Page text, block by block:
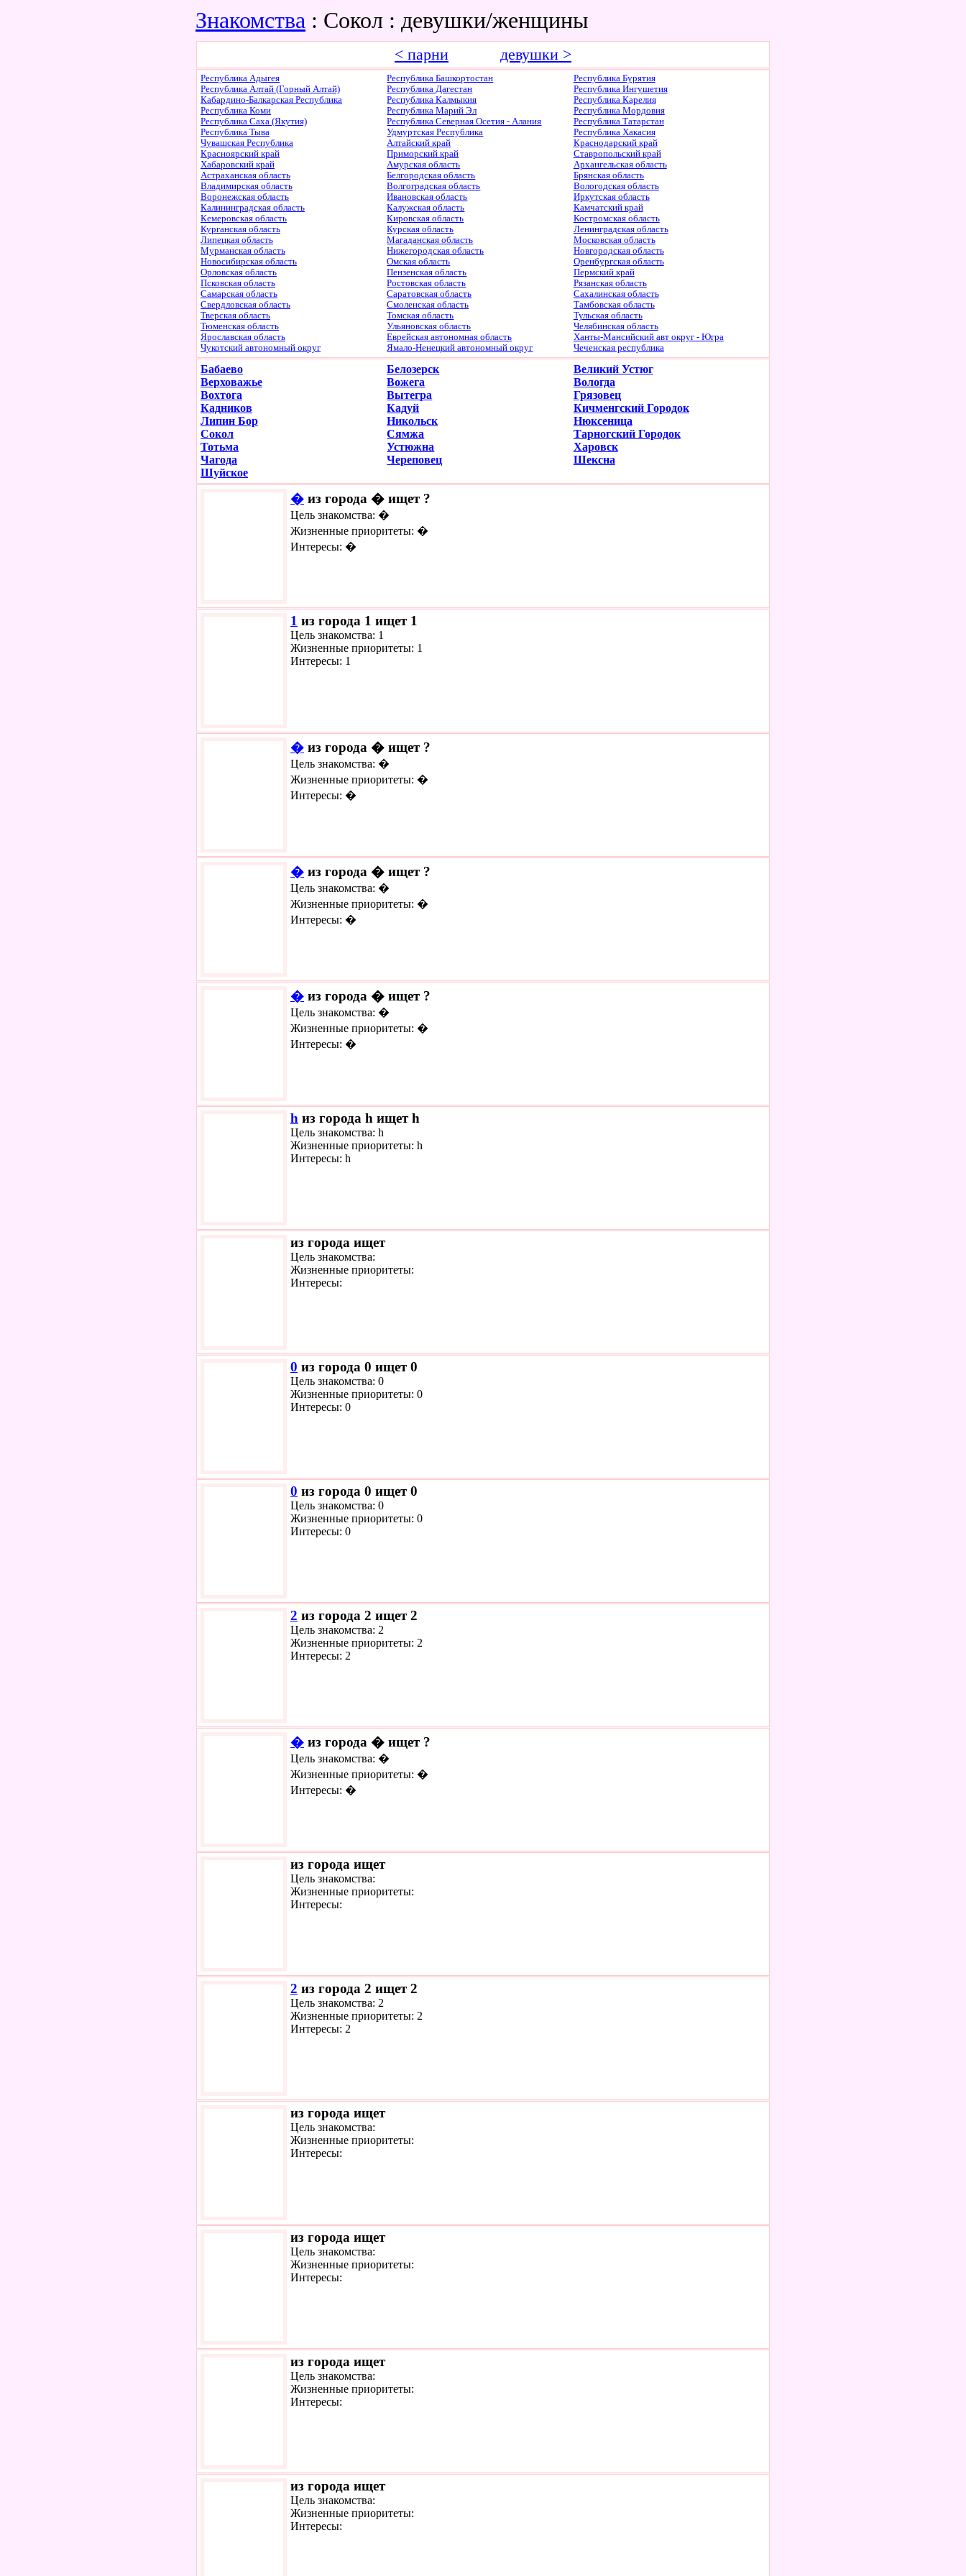
Знакомства : Сокол : девушки/женщины
< парни девушки >
Республика Адыгея Республика Башкортостан
Республика Бурятия
Республика Алтай (Горный Алтай)
Республика Дагестан
Республика Ингушетия
Кабардино-Балкарская Республика
Республика Калмыкия
Республика Карелия
Республика Коми
Республика Марий Эл
Республика Мордовия
Республика Саха (Якутия)
Республика Северная Осетия - Алания
Республика Татарстан
Республика Тыва
Удмуртская Республика
Республика Хакасия
Чувашская Республика
Алтайский край
Краснодарский край
Красноярский край
Приморский край
Ставропольский край
Хабаровский край
Амурская область
Архангельская область
Астраханская область
Белгородская область
Брянская область
Владимирская область
Волгоградская область
Вологодская область
Воронежская область
Ивановская область
Иркутская область
Калининградская область
Калужская область
Камчатский край
Кемеровская область
Кировская область
Костромская область
Курганская область
Курская область
Ленинградская область
Липецкая область
Магаданская область
Московская область
Мурманская область
Нижегородская область
Новгородская область
Новосибирская область
Омская область
Оренбургская область
Орловская область
Пензенская область
Пермский край
Псковская область
Ростовская область
Рязанская область
Самарская область
Саратовская область
Сахалинская область
Свердловская область
Смоленская область
Тамбовская область
Тверская область
Томская область
Тульская область
Тюменская область
Ульяновская область
Челябинская область
Ярославская область
Еврейская автономная область
Ханты-Мансийский авт округ - Югра
Чукотский автономный округ
Ямало-Ненецкий автономный округ Чеченская республика
Бабаево Белозерск
Великий Устюг
Верховажье
Вожега
Вологда
Вохтога
Вытегра
Грязовец
Кадников
Кадуй
Кичменгский Городок
Липин Бор
Никольск
Нюксеница
Сокол
Сямжа
Тарногский Городок
Тотьма
Устюжна
Харовск
Чагода
Череповец
Шексна
Шуйское
� из города � ищет ?
Цель знакомства: �
Жизненные приоритеты: �
Интересы: �
1 из города 1 ищет 1
Цель знакомства: 1
Жизненные приоритеты: 1
Интересы: 1
� из города � ищет ?
Цель знакомства: �
Жизненные приоритеты: �
Интересы: �
� из города � ищет ?
Цель знакомства: �
Жизненные приоритеты: �
Интересы: �
� из города � ищет ?
Цель знакомства: �
Жизненные приоритеты: �
Интересы: �
h из города h ищет h
Цель знакомства: h
Жизненные приоритеты: h
Интересы: h
из города ищет
Цель знакомства:
Жизненные приоритеты:
Интересы:
0 из города 0 ищет 0
Цель знакомства: 0
Жизненные приоритеты: 0
Интересы: 0
0 из города 0 ищет 0
Цель знакомства: 0
Жизненные приоритеты: 0
Интересы: 0
2 из города 2 ищет 2
Цель знакомства: 2
Жизненные приоритеты: 2
Интересы: 2
� из города � ищет ?
Цель знакомства: �
Жизненные приоритеты: �
Интересы: �
из города ищет
Цель знакомства:
Жизненные приоритеты:
Интересы:
2 из города 2 ищет 2
Цель знакомства: 2
Жизненные приоритеты: 2
Интересы: 2
из города ищет
Цель знакомства:
Жизненные приоритеты:
Интересы:
из города ищет
Цель знакомства:
Жизненные приоритеты:
Интересы:
из города ищет
Цель знакомства:
Жизненные приоритеты:
Интересы:
из города ищет
Цель знакомства:
Жизненные приоритеты:
Интересы: